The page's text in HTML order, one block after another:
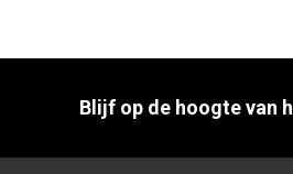
Blijf op de hoogte van